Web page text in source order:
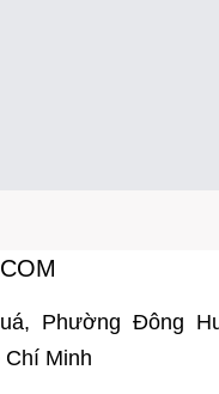
Phường Đông
Chí Minh